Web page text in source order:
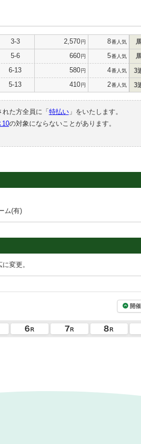
3-3 2,570円 8番人気
5-6 660円 5番人気
6-13 580円 4番人気
5-13 410円 2番人気
3
3
た方全員に「 特払い」をいたします。
10の対象にならないことがあります。
ム(有)
変更。
開